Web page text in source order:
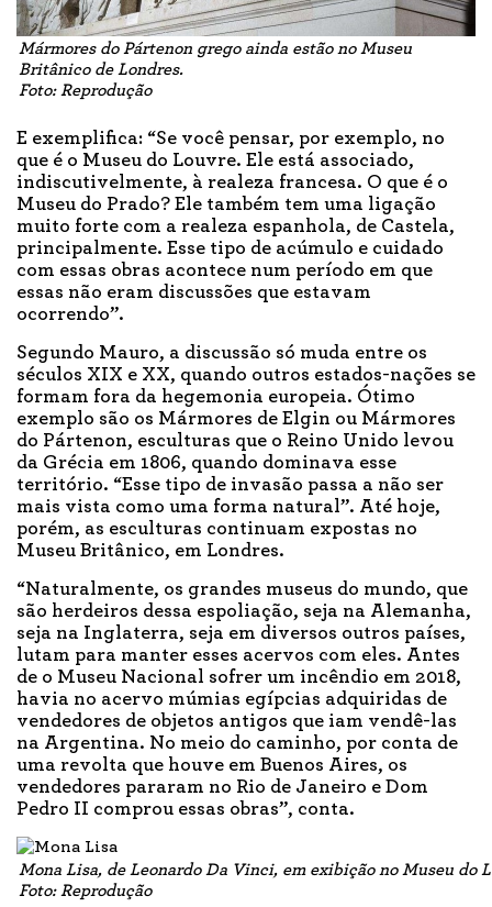
Mármores do Pártenon grego ainda estão no Museu
Britânico de Londres.
Foto: Reprodução
E exemplifica: “Se você pensar, por exemplo, no
que é o Museu do Louvre. Ele está associado,
indiscutivelmente, à realeza francesa. O que é o
Museu do Prado? Ele também tem uma ligação
muito forte com a realeza espanhola, de Castela,
principalmente. Esse tipo de acúmulo e cuidado
com essas obras acontece num período em que
essas não eram discussões que estavam
ocorrendo”.
Segundo Mauro, a discussão só muda entre os
séculos XIX e XX, quando outros estados-nações se
formam fora da hegemonia europeia. Ótimo
exemplo são os Mármores de Elgin ou Mármores
do Pártenon, esculturas que o Reino Unido levou
da Grécia em 1806, quando dominava esse
território. “Esse tipo de invasão passa a não ser
mais vista como uma forma natural”. Até hoje,
porém, as esculturas continuam expostas no
Museu Britânico, em Londres.
“Naturalmente, os grandes museus do mundo, que
são herdeiros dessa espoliação, seja na Alemanha,
seja na Inglaterra, seja em diversos outros países,
lutam para manter esses acervos com eles. Antes
de o Museu Nacional sofrer um incêndio em 2018,
havia no acervo múmias egípcias adquiridas de
vendedores de objetos antigos que iam vendê-las
na Argentina. No meio do caminho, por conta de
uma revolta que houve em Buenos Aires, os
vendedores pararam no Rio de Janeiro e Dom
Pedro II comprou essas obras”, conta.
Mona Lisa, de Leonardo Da Vinci, em exibição no Museu do
Foto: Reprodução